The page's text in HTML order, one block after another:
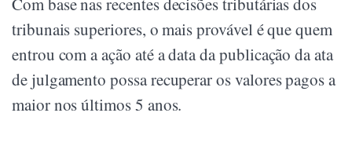
tribunais superiores, o mais provável é que quem
entrou com a ação até a data da publicação da ata
de julgamento possa recuperar os valores pagos a
maior nos últimos 5 anos.